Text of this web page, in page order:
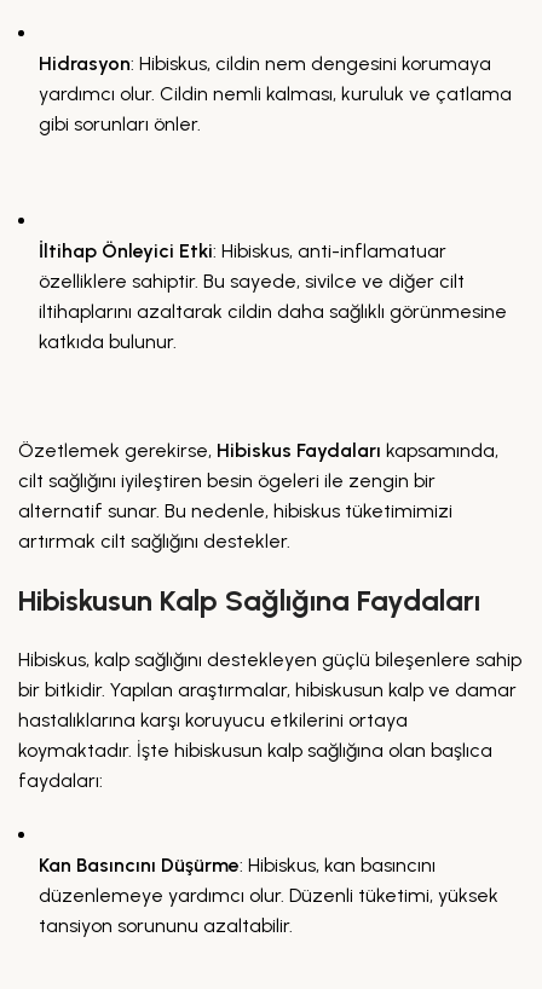
Hidrasyon: Hibiskus, cildin nem dengesini korumaya
yardımcı olur. Cildin nemli kalması, kuruluk ve çatlama
gibi sorunları önler.
İltihap Önleyici Etki: Hibiskus, anti-inflamatuar
özelliklere sahiptir. Bu sayede, sivilce ve diğer cilt
iltihaplarını azaltarak cildin daha sağlıklı görünmesine
katkıda bulunur.
Özetlemek gerekirse, Hibiskus Faydaları kapsamında,
cilt sağlığını iyileştiren besin ögeleri ile zengin bir
alternatif sunar. Bu nedenle, hibiskus tüketimimizi
artırmak cilt sağlığını destekler.
Hibiskusun Kalp Sağlığına Faydaları
Hibiskus, kalp sağlığını destekleyen güçlü bileşenlere sahip
bir bitkidir. Yapılan araştırmalar, hibiskusun kalp ve damar
hastalıklarına karşı koruyucu etkilerini ortaya
koymaktadır. İşte hibiskusun kalp sağlığına olan başlıca
faydaları:
Kan Basıncını Düşürme: Hibiskus, kan basıncını
düzenlemeye yardımcı olur. Düzenli tüketimi, yüksek
tansiyon sorununu azaltabilir.